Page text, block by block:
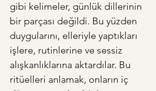
gibi kelimeler, günlük dillerinin
bir parçası değildi. Bu yüzden
duygularını, elleriyle yaptıkları
işlere, rutinlerine ve sessiz
alışkanlıklarına aktardılar. Bu
ritüelleri anlamak, onların iç